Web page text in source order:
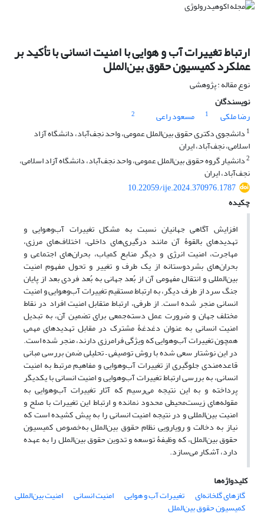
ارتباط تغییرات آب و هوایی با امنیت انسانی با تأکید بر
عملکرد کمیسیون حقوق بین‌الملل
نوع مقاله : پژوهشی
نویسندگان
رضا ملکی
1 مسعود راعی
2
1 دانشجوی دکتری حقوق بین‌الملل عمومی، واحد نجف‌آباد، دانشگاه آزاد
اسلامی، نجف‌آباد، ایران
2دانشیار گروه حقوق بین‌الملل عمومی، واحد نجف‌آباد، دانشگاه آزاد اسلامی،
نجف‌آباد، ایران
10.22059/ije.2024.370976.1787
چکیده
افزایش آگاهی جهانیان نسبت به مشکل تغییرات آب‌‌و‌هوایی و
تهدیدهای بالقوۀ آن مانند درگیری‌های داخلی، اختلاف‌های مرزی،
مهاجرت، امنیت انرژی و دیگر منابع کمیاب، بحران‌های اجتماعی و
بحران‌های بشردوستانه از یک طرف و تغییر و تحول مفهوم امنیت
بین‌المللی و انتقال مفهومی آن از بُعد جهانی به بُعد فردی بعد از پایان
جنگ سرد از طرف دیگر، به ارتباط مستقیم تغییرات آب‌و‌هوایی و امنیت
انسانی منجر شده است. از طرفی، ارتباط متقابل امنیت افراد در نقاط
مختلف جهان و ضرورت عمل دسته‌جمعی برای تضمین آن، به تبدیل
امنیت انسانی به ‌عنوان دغدغۀ مشترک در مقابل تهدیدهای مهمی
همچون تغییرات آب‌و‌هوایی که ویژگی فرامرزی دارند، منجر شده است.
در این نوشتار سعی شده با روش توصیفی – تحلیلی ضمن بررسی مبانی
قاعده‌مندی جلوگیری از تغییرات آب‌و‌هوایی و مفاهیم مرتبط به امنیت
انسانی، به بررسی ارتباط تغییرات آب‌و‌هوایی و امنیت انسانی با یکدیگر
پرداخته و به این نتیجه می‌رسیم که آثار تغییرات آب‌و‌هوایی به
مقوله‌های زیست‌محیطی محدود نمانده و ارتباط این تغییرات با صلح و
امنیت بین‌المللی و در نتیجه امنیت انسانی را به پیش کشیده است که
نیاز به دخالت و رویارویی نظام حقوق بین‌الملل به‌خصوص کمیسیون
حقوق بین‌الملل، که وظیفۀ توسعه و تدوین حقوق بین‌الملل را به عهده
دارد، آشکار می‌سازد.
کلیدواژه‌ها
گازهای گلخانه‌ای
تغییرات آب و هوایی امنیت انسانی امنیت بین‌المللی
کمیسیون حقوق بین‌الملل